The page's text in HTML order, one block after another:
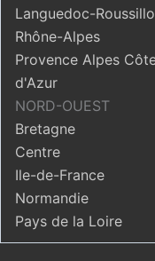
Languedoc-
Rhône-Alpes
Provence Alpes
d'Azur
NORD-OUEST
Bretagne
Centre
Ile-de-France
Normandie
Pays de la Loire